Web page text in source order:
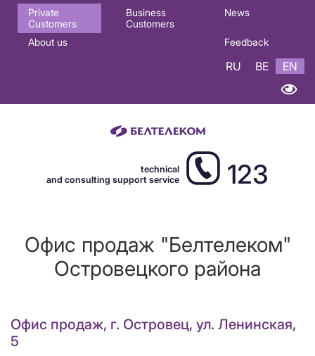
Основная
навигация
Private
Customers
Business
Customers
News
About us Feedback
RU BE EN
technical
and consulting support service
123
Офис продаж "Белтелеком"
Островецкого района
Офис продаж, г. Островец, ул. Ленинская,
5